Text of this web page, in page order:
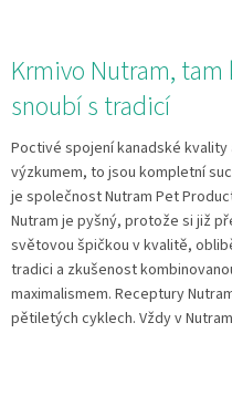
Krmivo Nutram,
snoubí s tradicí
Poctivé spojení kanadské
výzkumem, to jsou kompletní
je společnost Nutram Pet
Nutram je pyšný, protože si již
světovou špičkou v kvalitě,
tradici a zkušenost
maximalismem. Receptury
pětiletých cyklech. Vždy v